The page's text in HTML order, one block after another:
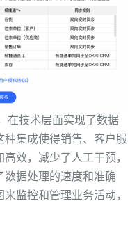
在技术层面实现了数据
集成使得销售、客户服
效，减少了人工干预，
据处理的速度和准确
监控和管理业务活动，